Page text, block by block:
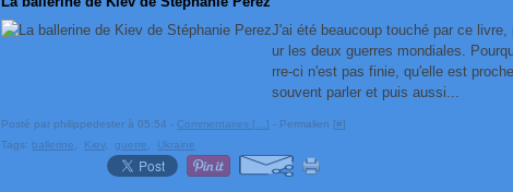
J'ai été beaucoup touché par ce
ur les deux guerres mondiales.
rre-ci n'est pas finie, qu'elle est
souvent parler et puis aussi...
Posté par philippedester à 05:54 - Commentaires [ …] - Permalien [#]
Tags: ballerine Kiev,guerre Ukraine